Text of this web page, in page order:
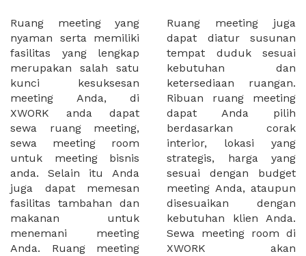
Ruang meeting yang
nyaman serta memiliki
fasilitas yang lengkap
merupakan salah satu
kunci kesuksesan
meeting Anda, di
XWORK anda dapat
sewa ruang meeting,
sewa meeting room
untuk meeting bisnis
anda. Selain itu Anda
juga dapat memesan
fasilitas tambahan dan
makanan untuk
menemani meeting
Anda. Ruang meeting
Ruang meeting juga
dapat diatur susunan
tempat duduk sesuai
kebutuhan dan
ketersediaan ruangan.
Ribuan ruang meeting
dapat Anda pilih
berdasarkan corak
interior, lokasi yang
strategis, harga yang
sesuai dengan budget
meeting Anda, ataupun
disesuaikan dengan
kebutuhan klien Anda.
Sewa meeting room di
XWORK akan